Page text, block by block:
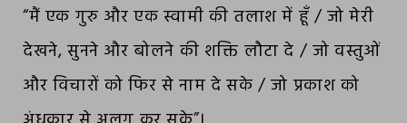
“मैं एक गुरु और एक स्वामी की तलाश में हूँ / जो मेरी
देखने, सुनने और बोलने की शक्ति लौटा दे / जो वस्तुओं
और विचारों को फिर से नाम दे सके / जो प्रकाश को